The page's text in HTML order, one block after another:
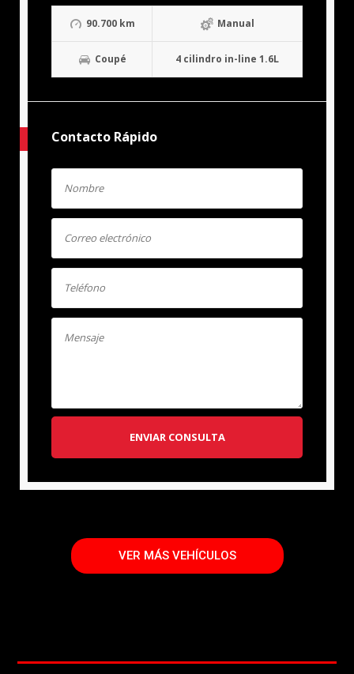
90.700 km Manual
Coupé 4 cilindro in-line 1.6L
Contacto Rápido
ENVIAR CONSULTA
VER MÁS VEHÍCULOS